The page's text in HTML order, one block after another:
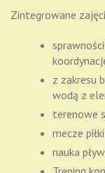
Zintegrowane
z zakresu
wodą z
terenowe
mecze
nauka